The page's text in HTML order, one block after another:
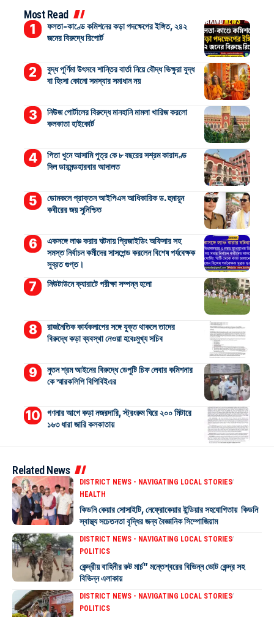
Most Read
ফলতা-কাণ্ডে কমিশনের কড়া পদক্ষেপের ইঙ্গিত, ২৪২
জনের বিরুদ্ধে রিপোর্ট
বুদ্ধ পূর্ণিমা উৎসবে শান্তির বার্তা নিয়ে বৌদ্ধ ভিক্ষুরা যুদ্ধ
বা হিংসা কোনো সমস্যার সমাধান নয়
নিউজ পোর্টালের বিরুদ্ধে মানহানি মামলা খারিজ করলো
কলকাতা হাইকোর্ট
পিতা খুনে আসামি পুত্র কে ৮ বছরের সশ্রম কারাদণ্ড
দিল ডায়মন্ডহারবার আদালত
ডোমকলে প্রাক্তন আইপিএস আধিকারিক ড. হুমায়ুন
কবীরের জয় সুনিশ্চিত
একসঙ্গে লাঞ্চ করার ঘটনায় প্রিজাইডিং অফিসার সহ
সমস্ত নির্বাচন কর্মীদের সাসপেন্ড করলেন বিশেষ পর্যবেক্ষক
সুব্রত গুপ্ত।
নিউটাউনে ক্যারাটে পরীক্ষা সম্পন্ন হলো
রাজনৈতিক কার্যকলাপের সঙ্গে যুক্ত থাকলে তাদের
বিরুদ্ধে কড়া ব্যবস্থা নেওয়া হবেঃমুখ্য সচিব
নুতন শ্রম আইনের বিরুদ্ধে ডেপুটি চিফ লেবার কমিশনার
কে স্মারকলিপি বিপিবিইএর
গণনার আগে কড়া নজরদারি, স্ট্রংরুম ঘিরে ২০০ মিটারে
১৬৩ ধারা জারি কলকাতায়
Related News
DISTRICT NEWS - NAVIGATING LOCAL STORIES
HEALTH
কিডনি কেয়ার সোসাইটি, নেফ্রোকেয়ার ইন্ডিয়ার সহযোগিতায় কিডনি
স্বাস্থ্য সচেতনতা বৃদ্ধির জন্য বৈজ্ঞানিক সিম্পোজিয়াম
DISTRICT NEWS - NAVIGATING LOCAL STORIES
POLITICS
কেন্দ্রীয় বাহিনীর রুট মার্চ” মন্তেশ্বরের বিভিন্ন ভোট কেন্দ্র সহ
বিভিন্ন এলাকায়
DISTRICT NEWS - NAVIGATING LOCAL STORIES
POLITICS